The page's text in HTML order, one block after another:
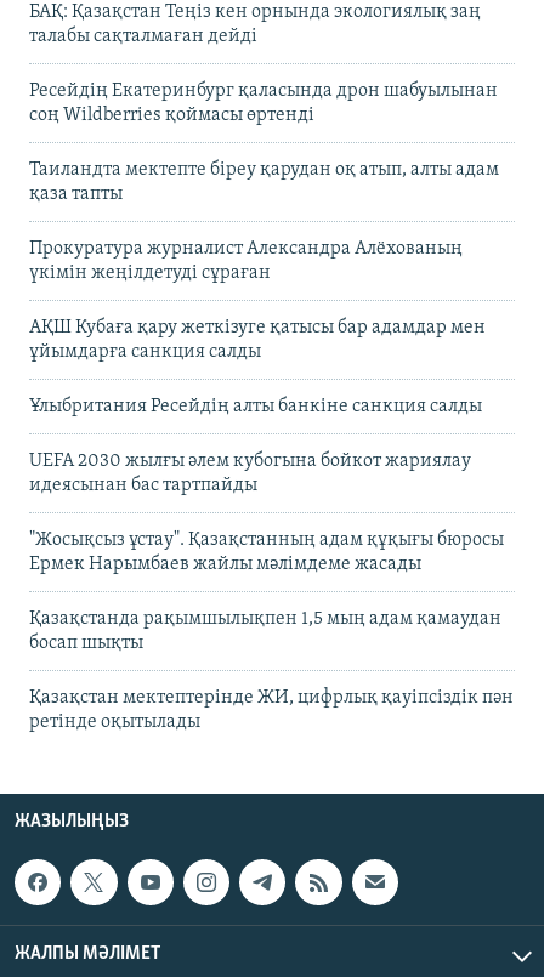
БАҚ: Қазақстан Теңіз кен орнында экологиялық заң
талабы сақталмаған дейді
Ресейдің Екатеринбург қаласында дрон шабуылынан
соң Wildberries қоймасы өртенді
Таиландта мектепте біреу қарудан оқ атып, алты адам
қаза тапты
Прокуратура журналист Александра Алёхованың
үкімін жеңілдетуді сұраған
АҚШ Кубаға қару жеткізуге қатысы бар адамдар мен
ұйымдарға санкция салды
Ұлыбритания Ресейдің алты банкіне санкция салды
UEFA 2030 жылғы әлем кубогына бойкот жариялау
идеясынан бас тартпайды
"Жосықсыз ұстау". Қазақстанның адам құқығы бюросы
Ермек Нарымбаев жайлы мәлімдеме жасады
Қазақстанда рақымшылықпен 1,5 мың адам қамаудан
босап шықты
Қазақстан мектептерінде ЖИ, цифрлық қауіпсіздік пән
ретінде оқытылады
ЖАЗЫЛЫҢЫЗ
ЖАЛПЫ МӘЛІМЕТ